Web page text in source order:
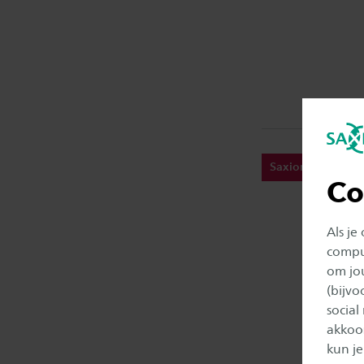
Als je
om
kun
SaxionTV